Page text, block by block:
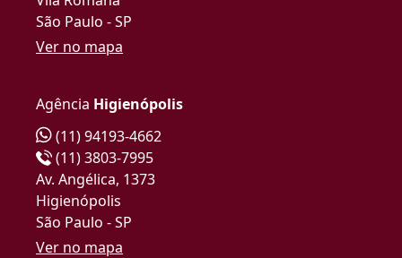
São Paulo - SP
Ver no mapa
Agência Higienópolis
(11) 94193-4662
(11) 3803-7995
Av. Angélica, 1373
Higienópolis
São Paulo - SP
Ver no mapa